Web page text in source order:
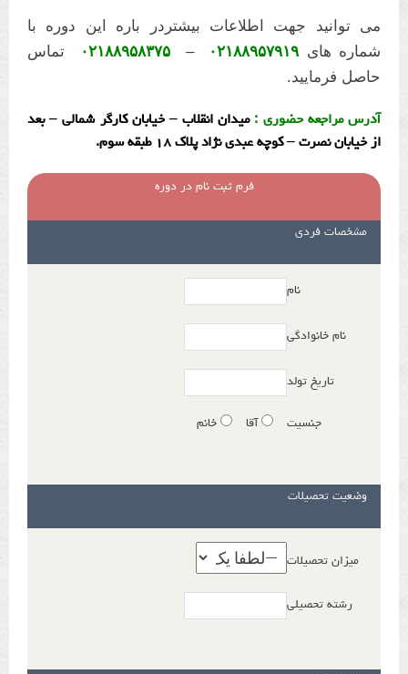
می توانید جهت اطلاعات بیشتردر باره این دوره با
شماره های ۰۲۱۸۸۹۵۷۹۱۹ –۰۲۱۸۸۹۵۸۳۷۵
تماس
حاصل فرمایید.
آدرس مراجعه حضوری : میدان انقلاب – خیابان کارگر شمالی – بعد
از خیابان نصرت – کوچه عبدی نژاد پلاک ۱۸ طبقه سوم.
فرم ثبت نام در دوره
مشخصات فردی
نام
نام خانوادگی
تاریخ تولد
جنسیت آقا خانم
وضعیت تحصیلات
میزان تحصیلات
رشته تحصیلی